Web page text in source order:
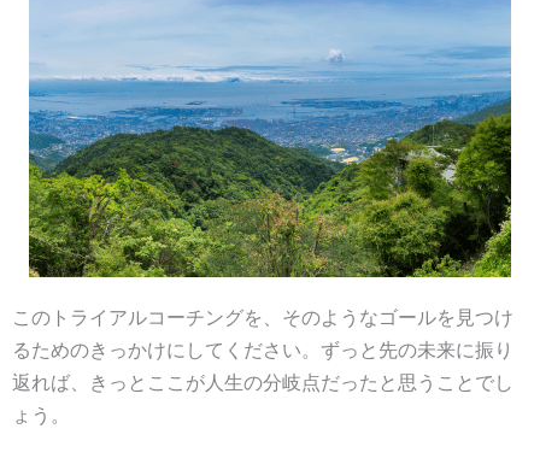
このトライアルコーチングを、そのようなゴールを見つけ
るためのきっかけにしてください。ずっと先の未来に振り
返れば、きっとここが人生の分岐点だったと思うことでし
ょう。